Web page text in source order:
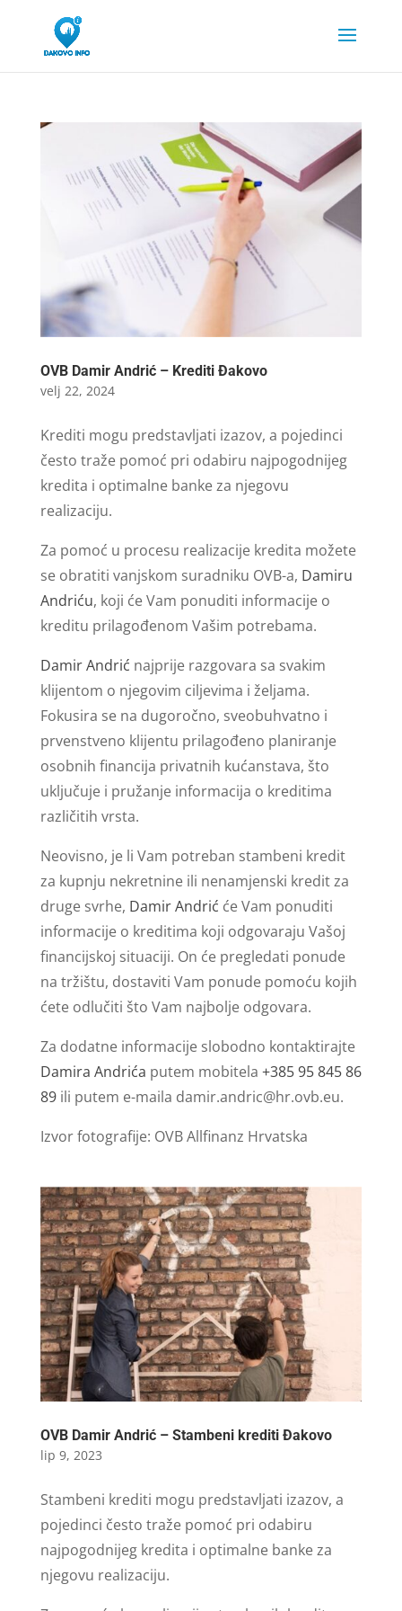
OVB Damir Andrić – Krediti Đakovo
velj 22, 2024
Krediti mogu predstavljati izazov, a pojedinci
često traže pomoć pri odabiru najpogodnijeg
kredita i optimalne banke za njegovu
realizaciju.
Za pomoć u procesu realizacije kredita možete
se obratiti vanjskom suradniku OVB-a, Damiru
Andriću, koji će Vam ponuditi informacije o
kreditu prilagođenom Vašim potrebama.
Damir Andrić najprije razgovara sa svakim
klijentom o njegovim ciljevima i željama.
Fokusira se na dugoročno, sveobuhvatno i
prvenstveno klijentu prilagođeno planiranje
osobnih financija privatnih kućanstava, što
uključuje i pružanje informacija o kreditima
različitih vrsta.
Neovisno, je li Vam potreban stambeni kredit
za kupnju nekretnine ili nenamjenski kredit za
druge svrhe, Damir Andrić će Vam ponuditi
informacije o kreditima koji odgovaraju Vašoj
financijskoj situaciji. On će pregledati ponude
na tržištu, dostaviti Vam ponude pomoću kojih
ćete odlučiti što Vam najbolje odgovara.
Za dodatne informacije slobodno kontaktirajte
Damira Andrića putem mobitela +385 95 845 86
89ili putem e-maila damir.andric@hr.ovb.eu.
Izvor fotografije: OVB Allfinanz Hrvatska
OVB Damir Andrić – Stambeni krediti Đakovo
lip 9, 2023
Stambeni krediti mogu predstavljati izazov, a
pojedinci često traže pomoć pri odabiru
najpogodnijeg kredita i optimalne banke za
njegovu realizaciju.